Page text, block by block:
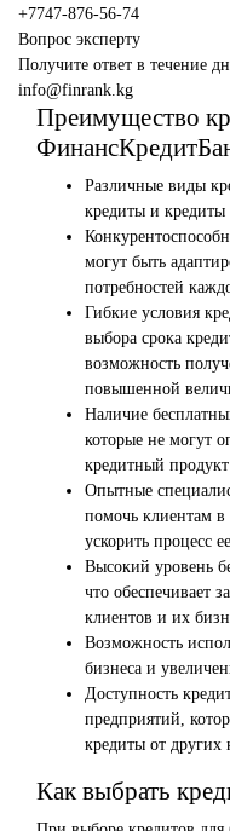
+7747-876-56-74
Вопрос эксперту
Получите ответ в течение
info@finrank.kg
Преимущество
Различные виды
кредиты и кредиты
могут быть
потребностей
Гибкие условия
выбора срока
возможность
повышенной
Наличие
которые не могут
кредитный продукт
Опытные
помочь клиентам в
ускорить процесс
Высокий уровень
что обеспечивает
клиентов и их
Возможность
бизнеса и
Доступность
предприятий,
кредиты от других
Как выбрать